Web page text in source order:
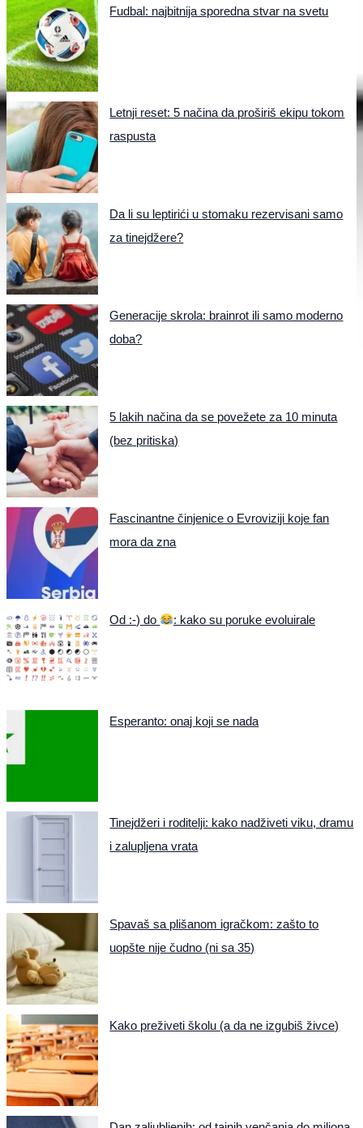
Fudbal: najbitnija sporedna stvar na svetu
Letnji reset: 5 načina da proširiš ekipu tokom
raspusta
Da li su leptirići u stomaku rezervisani samo
za tinejdžere?
Generacije skrola: brainrot ili samo moderno
doba?
5 lakih načina da se povežete za 10 minuta
(bez pritiska)
Fascinantne činjenice o Evroviziji koje fan
mora da zna
Od :-) do : kako su poruke evoluirale
Esperanto: onaj koji se nada
Tinejdžeri i roditelji: kako nadživeti viku, dramu
i zalupljena vrata
Spavaš sa plišanom igračkom: zašto to
uopšte nije čudno (ni sa 35)
Kako preživeti školu (a da ne izgubiš živce)